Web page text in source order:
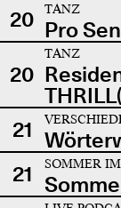
20
TANZ
Pro
20
TANZ
21
21
SOMMER